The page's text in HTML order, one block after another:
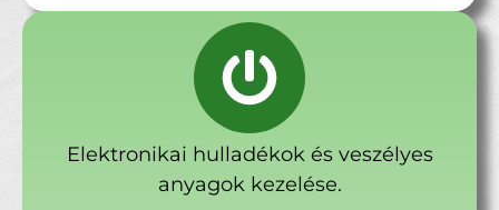
Elektronikai hulladékok és veszélyes
anyagok kezelése.